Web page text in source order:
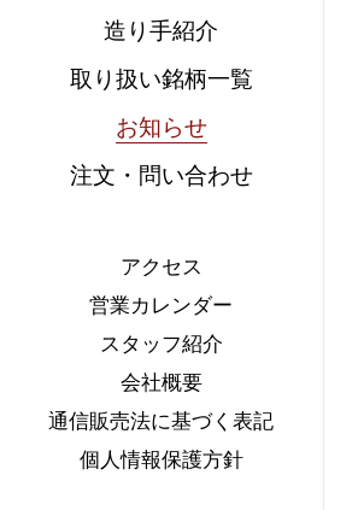
造り手紹介
取り扱い銘柄一覧
お知らせ
注文・問い合わせ
アクセス
営業カレンダー
スタッフ紹介
会社概要
通信販売法に基づく表記
個人情報保護方針